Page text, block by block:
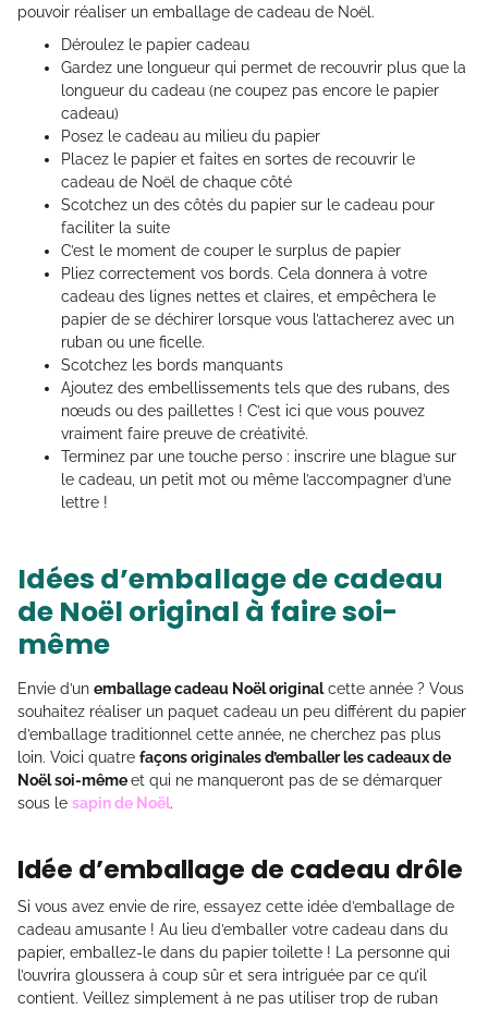
pouvoir réaliser un emballage de cadeau de Noël.
Déroulez le papier cadeau
Gardez une longueur qui permet de recouvrir plus que la
longueur du cadeau (ne coupez pas encore le papier
cadeau)
Posez le cadeau au milieu du papier
Placez le papier et faites en sortes de recouvrir le
cadeau de Noël de chaque côté
Scotchez un des côtés du papier sur le cadeau pour
faciliter la suite
C’est le moment de couper le surplus de papier
Pliez correctement vos bords. Cela donnera à votre
cadeau des lignes nettes et claires, et empêchera le
papier de se déchirer lorsque vous l’attacherez avec un
ruban ou une ficelle.
Scotchez les bords manquants
Ajoutez des embellissements tels que des rubans, des
nœuds ou des paillettes ! C’est ici que vous pouvez
vraiment faire preuve de créativité.
Terminez par une touche perso : inscrire une blague sur
le cadeau, un petit mot ou même l’accompagner d’une
lettre !
Idées d’emballage de cadeau
de Noël original à faire soi-
même
Envie d’un emballage cadeau Noël originalcette année ? Vous
souhaitez réaliser un paquet cadeau un peu différent du papier
d’emballage traditionnel cette année, ne cherchez pas plus
loin. Voici quatre façons originales d’emballer les cadeaux de
Noël soi-mêmeet qui ne manqueront pas de se démarquer
sous le sapin de Noël.
Idée d’emballage de cadeau drôle
Si vous avez envie de rire, essayez cette idée d’emballage de
cadeau amusante ! Au lieu d’emballer votre cadeau dans du
papier, emballez-le dans du papier toilette ! La personne qui
l’ouvrira gloussera à coup sûr et sera intriguée par ce qu’il
contient. Veillez simplement à ne pas utiliser trop de ruban